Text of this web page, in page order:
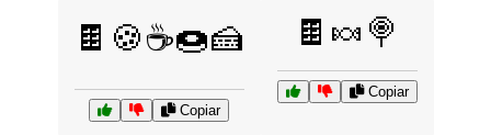
🍫🍪☕🍩🍰
Copiar
🍫🍬🍭
Copiar